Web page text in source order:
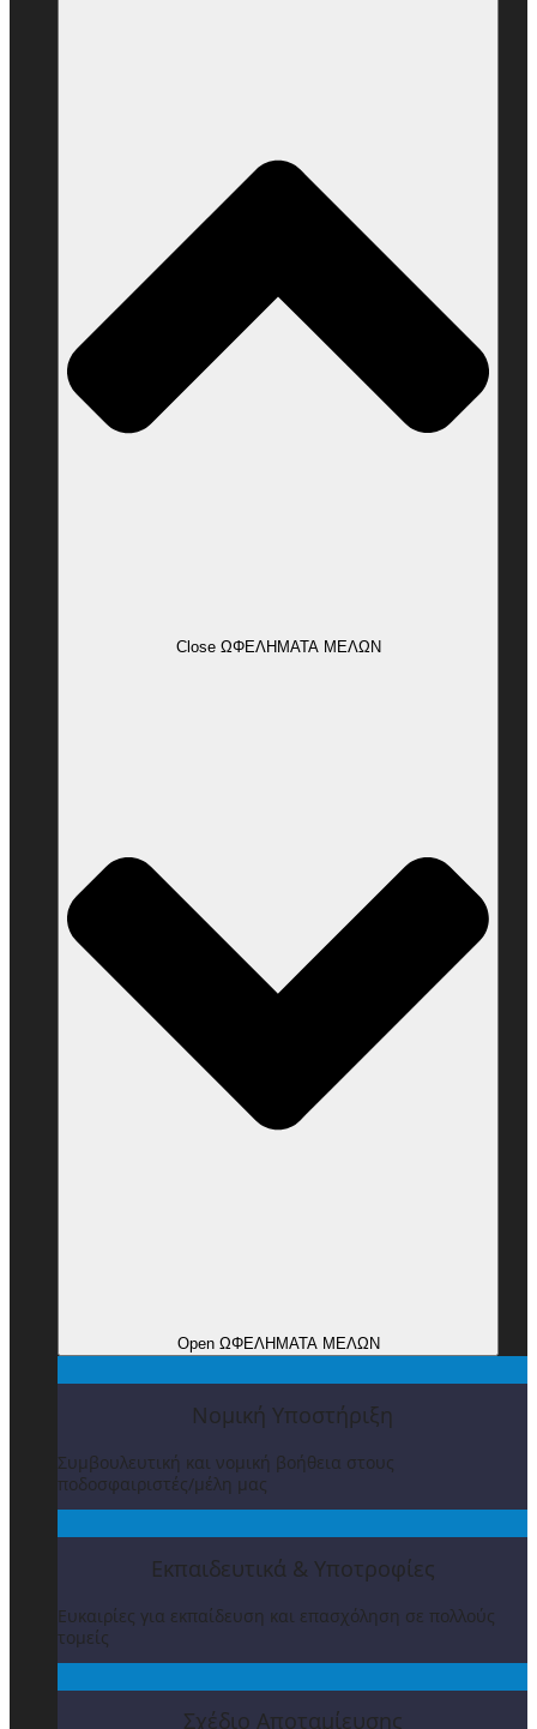
Close ΩΦΕΛΗΜΑΤΑ ΜΕΛΩΝ
Open ΩΦΕΛΗΜΑΤΑ ΜΕΛΩΝ
Νομική Υποστήριξη
Συμβουλευτική και νομική βοήθεια στους
ποδοσφαιριστές/μέλη μας
Εκπαιδευτικά & Υποτροφίες
Ευκαιρίες για εκπαίδευση και επασχόληση σε πολλούς
τομείς
Σχέδιο Αποταμίευσης